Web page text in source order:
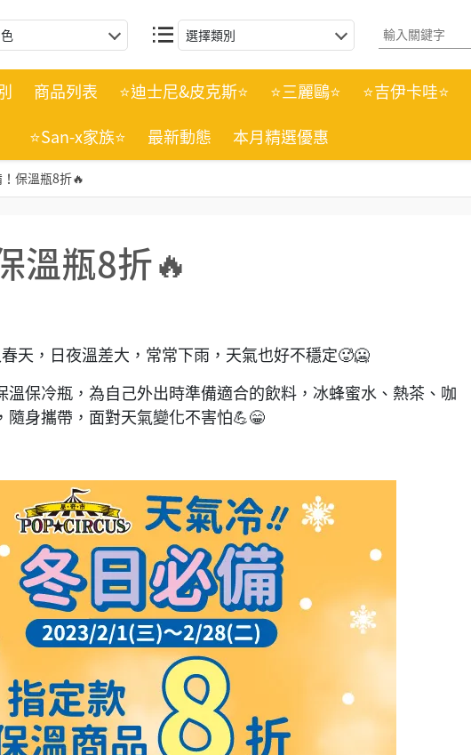
選擇類別
商品列表 ⭐迪士尼&皮克斯⭐ ⭐三麗鷗⭐ ⭐吉伊卡哇⭐
⭐San-x家族⭐
最新動態 本月精選優惠
保溫瓶8折🔥
溫瓶8折🔥
天，日夜溫差大，常常下雨，天氣也好不穩定🥵🥶
溫保冷瓶，為自己外出時準備適合的飲料，冰蜂蜜水、熱茶、咖
隨身攜帶，面對天氣變化不害怕💪😁